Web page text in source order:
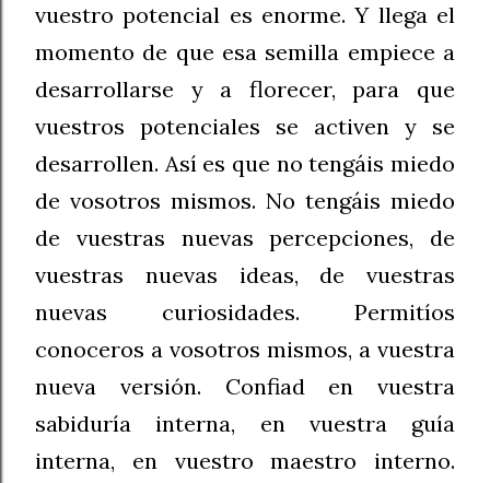
vuestro potencial es enorme. Y llega el
momento de que esa semilla empiece a
desarrollarse y a florecer, para que
vuestros potenciales se activen y se
desarrollen. Así es que no tengáis miedo
de vosotros mismos. No tengáis miedo
de vuestras nuevas percepciones, de
vuestras nuevas ideas, de vuestras
nuevas curiosidades. Permitíos
conoceros a vosotros mismos, a vuestra
nueva versión. Confiad en vuestra
sabiduría interna, en vuestra guía
interna, en vuestro maestro interno.